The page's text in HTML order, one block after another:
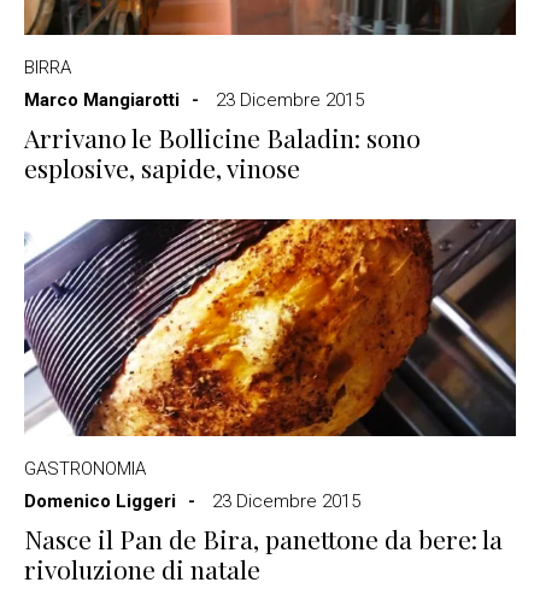
BIRRA
Marco Mangiarotti
23 Dicembre 2015
Arrivano le Bollicine Baladin: sono
esplosive, sapide, vinose
GASTRONOMIA
Domenico Liggeri
23 Dicembre 2015
Nasce il Pan de Bira, panettone da bere: la
rivoluzione di natale